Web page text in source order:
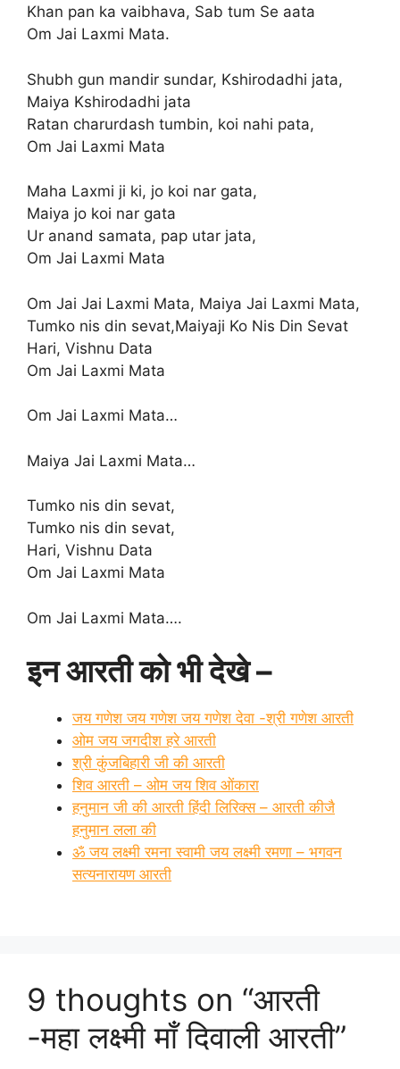
Khan pan ka vaibhava, Sab tum Se aata
Om Jai Laxmi Mata.
Shubh gun mandir sundar, Kshirodadhi jata,
Maiya Kshirodadhi jata
Ratan charurdash tumbin, koi nahi pata,
Om Jai Laxmi Mata
Maha Laxmi ji ki, jo koi nar gata,
Maiya jo koi nar gata
Ur anand samata, pap utar jata,
Om Jai Laxmi Mata
Om Jai Jai Laxmi Mata, Maiya Jai Laxmi Mata,
Tumko nis din sevat,Maiyaji Ko Nis Din Sevat
Hari, Vishnu Data
Om Jai Laxmi Mata
Om Jai Laxmi Mata…
Maiya Jai Laxmi Mata…
Tumko nis din sevat,
Tumko nis din sevat,
Hari, Vishnu Data
Om Jai Laxmi Mata
Om Jai Laxmi Mata….
इन आरती को भी देखे –
जय गणेश जय गणेश जय गणेश देवा -श्री गणेश आरती
ओम जय जगदीश हरे आरती
श्री कुंजबिहारी जी की आरती
शिव आरती – ओम जय शिव ओंकारा
हनुमान जी की आरती हिंदी लिरिक्स – आरती कीजै
हनुमान लला की
ॐ जय लक्ष्मी रमना स्वामी जय लक्ष्मी रमणा – भगवन
सत्यनारायण आरती
9 thoughts on “आरती
-महा लक्ष्मी माँ दिवाली आरती”